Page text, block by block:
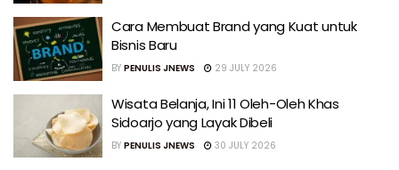
Cara Membuat Brand yang Kuat untuk
Bisnis Baru
BY PENULIS JNEWS 29 JULY 2026
Wisata Belanja, Ini 11 Oleh-Oleh Khas
Sidoarjo yang Layak Dibeli
BY PENULIS JNEWS 30 JULY 2026